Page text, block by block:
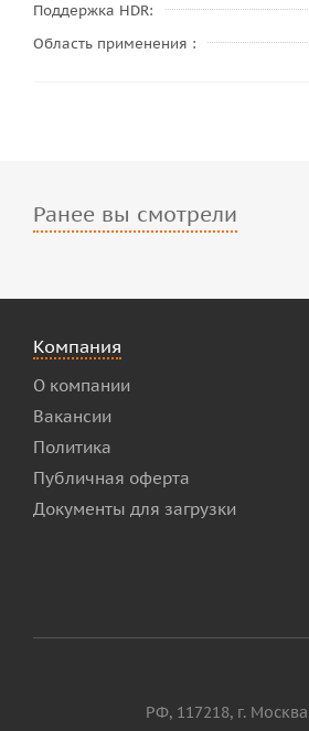
Поддержка HDR
Область применения
Ранее вы смотрели
Компания
О компании
Вакансии
Политика
Публичная оферта
Документы для загрузки
РФ, 117218, г.